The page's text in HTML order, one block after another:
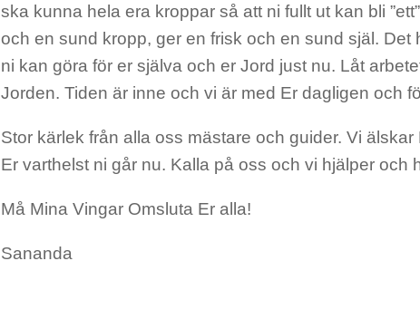
ska kunna hela era kroppar så att ni fullt ut kan bli
och en sund kropp, ger en frisk och en sund själ. Det
ni kan göra för er själva och er Jord just nu. Låt
Jorden. Tiden är inne och vi är med Er dagligen och
Stor kärlek från alla oss mästare och guider. Vi älskar
Er varthelst ni går nu. Kalla på oss och vi hjälper och
Må Mina Vingar Omsluta Er alla!
Sananda